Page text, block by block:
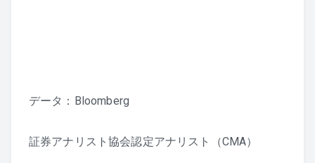
データ：Bloomberg
証券アナリスト協会認定アナリスト（CMA）